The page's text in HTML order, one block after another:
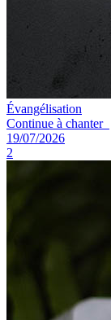
Évangélisation
Continue à chanter
19/07/2026
2